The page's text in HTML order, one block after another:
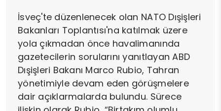
İsveç'te düzenlenecek olan NATO Dışişleri
Bakanları Toplantısı'na katılmak üzere
yola çıkmadan önce havalimanında
gazetecilerin sorularını yanıtlayan ABD
Dışişleri Bakanı Marco Rubio, Tahran
yönetimiyle devam eden görüşmelere
dair açıklarmalarda bulundu. Sürece